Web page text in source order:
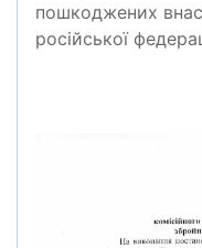
пошкоджених
російської